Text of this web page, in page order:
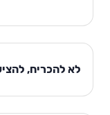
לא להכריח,